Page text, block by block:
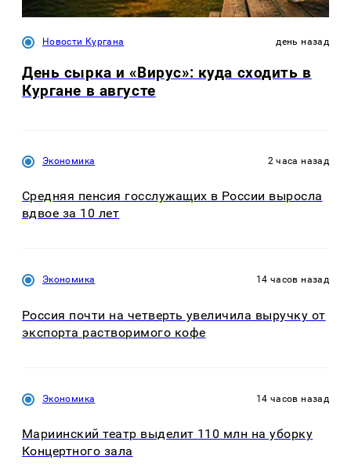
Новости Кургана день назад
День сырка и «Вирус»: куда сходить в
Кургане в августе
Экономика 2 часа назад
Средняя пенсия госслужащих в России выросла
вдвое за 10 лет
Экономика 14 часов назад
Россия почти на четверть увеличила выручку от
экспорта растворимого кофе
Экономика 14 часов назад
Мариинский театр выделит 110 млн на уборку
Концертного зала